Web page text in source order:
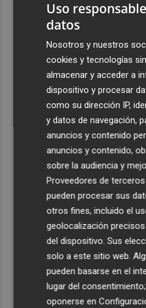
Uso
datos
Nosotros y nuestros
cookies y tecnologías
almacenar y acceder a
dispositivo y procesar
como su dirección IP,
y datos de navegación,
anuncios y contenido
anuncios y contenido,
sobre la audiencia y
Proveedores de
pueden procesar sus
otros fines, incluido el
geolocalización
del dispositivo. Sus
solo a este sitio web.
pueden basarse en el
lugar del
oponerse en